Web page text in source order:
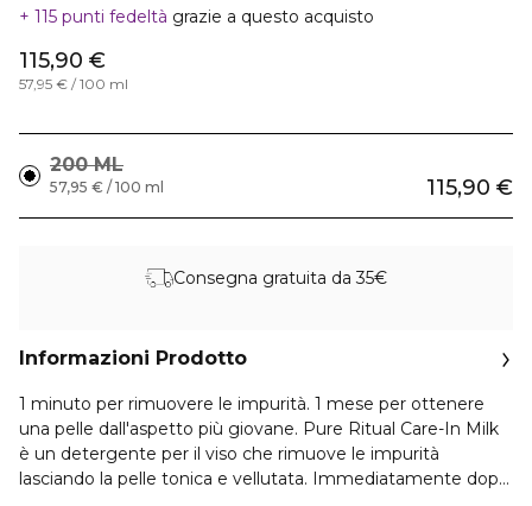
115 punti fedeltà grazie a questo acquisto
115,90 €
57,95 € / 100 ml
200 ML
115,90 €
57,95 € / 100 ml
Consegna gratuita da 35€
Informazioni Prodotto
1 minuto per rimuovere le impurità. 1 mese per ottenere
una pelle dall'aspetto più giovane. Pure Ritual Care-In Milk
è un detergente per il viso che rimuove le impurità
lasciando la pelle tonica e vellutata. Immediatamente dopo